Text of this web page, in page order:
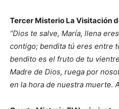
Tercer Misterio La Visitación
“Dios te salve, María, llena
contigo; bendita tú eres entre
bendito es el fruto de tu
Madre de Dios, ruega por
en la hora de nuestra muerte.